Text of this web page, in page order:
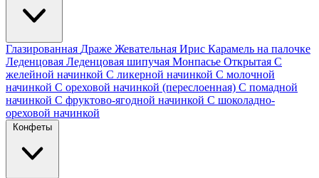
Глазированная Драже Жевательная Ирис Карамель на палочке
Леденцовая Леденцовая шипучая Монпасье Открытая С
желейной начинкой С ликерной начинкой С молочной
начинкой С ореховой начинкой (переслоенная) С помадной
начинкой С фруктово-ягодной начинкой С шоколадно-
ореховой начинкой
Конфеты